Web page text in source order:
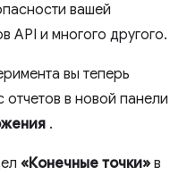
вашей
API и многого другого.
вы теперь
отчетов в новой панели
.
«Конечные точки» в